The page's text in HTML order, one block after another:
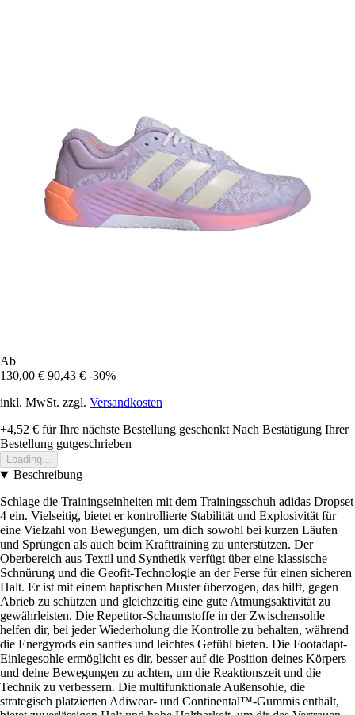
Ab
130,00 € 90,43 € -30%
inkl. MwSt. zzgl. Versandkosten
+4,52 € für Ihre nächste Bestellung geschenkt Nach Bestätigung Ihrer
Bestellung gutgeschrieben
Loading...
Beschreibung
Schlage die Trainingseinheiten mit dem Trainingsschuh adidas Dropset
4 ein. Vielseitig, bietet er kontrollierte Stabilität und Explosivität für
eine Vielzahl von Bewegungen, um dich sowohl bei kurzen Läufen
und Sprüngen als auch beim Krafttraining zu unterstützen. Der
Oberbereich aus Textil und Synthetik verfügt über eine klassische
Schnürung und die Geofit-Technologie an der Ferse für einen sicheren
Halt. Er ist mit einem haptischen Muster überzogen, das hilft, gegen
Abrieb zu schützen und gleichzeitig eine gute Atmungsaktivität zu
gewährleisten. Die Repetitor-Schaumstoffe in der Zwischensohle
helfen dir, bei jeder Wiederholung die Kontrolle zu behalten, während
die Energyrods ein sanftes und leichtes Gefühl bieten. Die Footadapt-
Einlegesohle ermöglicht es dir, besser auf die Position deines Körpers
und deine Bewegungen zu achten, um die Reaktionszeit und die
Technik zu verbessern. Die multifunktionale Außensohle, die
strategisch platzierten Adiwear- und Continental™-Gummis enthält,